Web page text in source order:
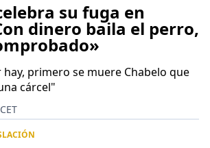
su fuga en
dinero baila el perro,
primero se muere Chabelo que
cárcel"